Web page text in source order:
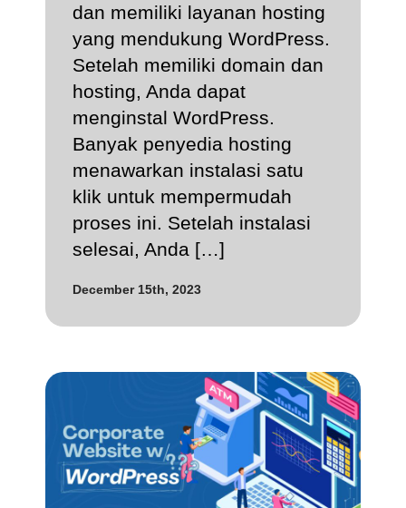
dan memiliki layanan hosting
yang mendukung WordPress.
Setelah memiliki domain dan
hosting, Anda dapat
menginstal WordPress.
Banyak penyedia hosting
menawarkan instalasi satu
klik untuk mempermudah
proses ini. Setelah instalasi
selesai, Anda […]
December 15th, 2023